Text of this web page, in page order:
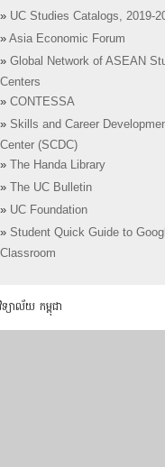
» UC Studies Catalogs, 2019-
» Asia Economic Forum
» Global Network of ASEAN
Centers
» CONTESSA
» Skills and Career
Center (SCDC)
»
The Handa Library
»
The UC Bulletin
» UC Foundation
» Student Quick Guide to
Classroom
ាល័យ កម្ពុជា